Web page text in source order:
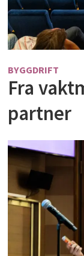
BYGGDRIFT
Fra
partner